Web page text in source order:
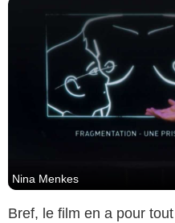
Nina Menkes
Bref, le film en a pour